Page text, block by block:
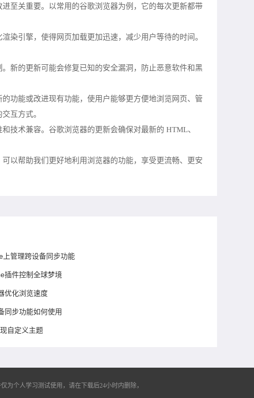
至关重要。以常用的谷歌浏览器为例，它的每次更新都带
染引擎，使得网页加载更加迅速，减少用户等待的时间。
新的更新可能会修复已知的安全漏洞，防止恶意软件和黑
功能或改进现有功能，使用户能够更方便地浏览网页、管
互方式。
技术兼容。谷歌浏览器的更新会确保对最新的 HTML、
以帮助我们更好地利用浏览器的功能，享受更流畅、更安
管理跨设备同步功能
插件控制全球梦境
优化浏览速度
同步功能如何使用
自定义主题
为个人学习测试使用，请在下载后24小时内删除，